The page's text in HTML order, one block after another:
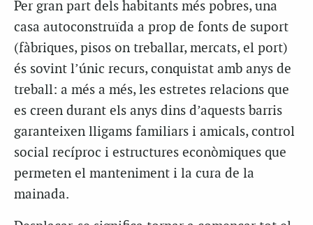
Per gran part dels habitants més pobres, una
casa autoconstruïda a prop de fonts de suport
(fàbriques, pisos on treballar, mercats, el port)
és sovint l’únic recurs, conquistat amb anys de
treball: a més a més, les estretes relacions que
es creen durant els anys dins d’aquests barris
garanteixen lligams familiars i amicals, control
social recíproc i estructures econòmiques que
permeten el manteniment i la cura de la
mainada.